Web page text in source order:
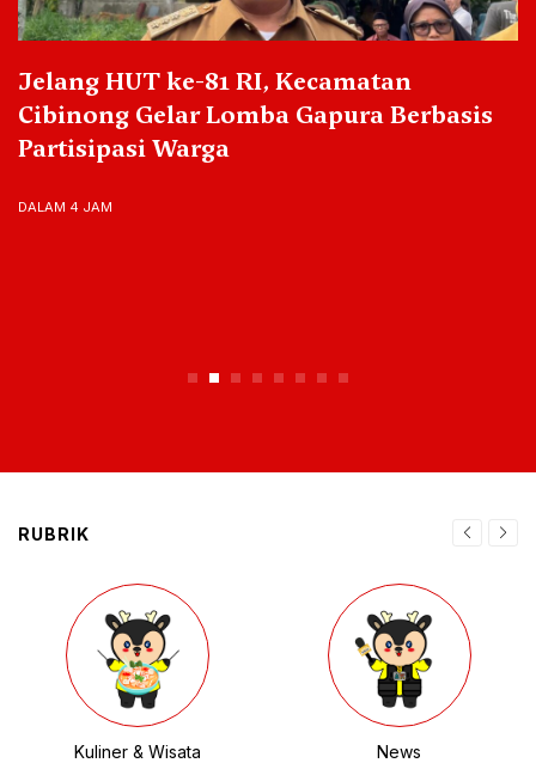
Jelang HUT ke-81 RI, Kecamatan
Cibinong Gelar Lomba Gapura Berbasis
Partisipasi Warga
DALAM 4 JAM
RUBRIK
Kuliner & Wisata News